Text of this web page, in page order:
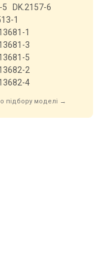
5
DK.2157-6
1
1
3
5
2
4
підбору моделі →